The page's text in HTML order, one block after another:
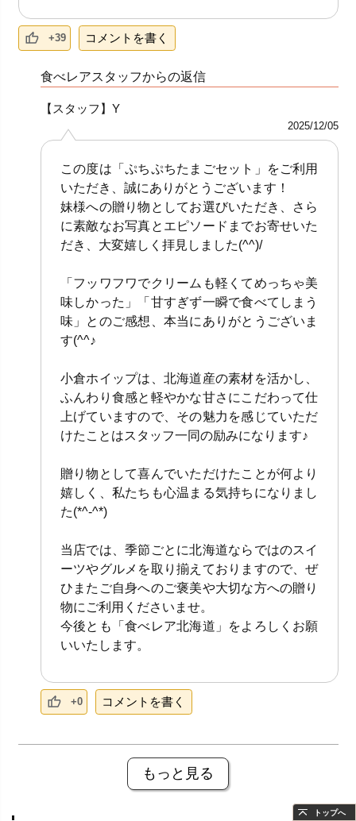
+39 コメントを書く
食べレアスタッフからの返信
【スタッフ】Y
2025/12/05
この度は「ぷちぷちたまごセット」をご利用
いただき、誠にありがとうございます！
妹様への贈り物としてお選びいただき、さら
に素敵なお写真とエピソードまでお寄せいた
だき、大変嬉しく拝見しました(^^)/
「フッワフワでクリームも軽くてめっちゃ美
味しかった」「甘すぎず一瞬で食べてしまう
味」とのご感想、本当にありがとうございま
す(^^♪
小倉ホイップは、北海道産の素材を活かし、
ふんわり食感と軽やかな甘さにこだわって仕
上げていますので、その魅力を感じていただ
けたことはスタッフ一同の励みになります♪
贈り物として喜んでいただけたことが何より
嬉しく、私たちも心温まる気持ちになりまし
た(*^-^*)
当店では、季節ごとに北海道ならではのスイ
ーツやグルメを取り揃えておりますので、ぜ
ひまたご自身へのご褒美や大切な方への贈り
物にご利用くださいませ。
今後とも「食べレア北海道」をよろしくお願
いいたします。
+0 コメントを書く
もっと見る
トップへ